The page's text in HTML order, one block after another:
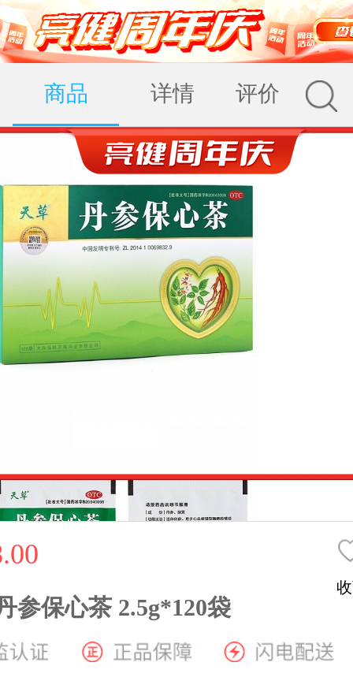
商品 详情 评价
参保心茶 2.5g*120袋